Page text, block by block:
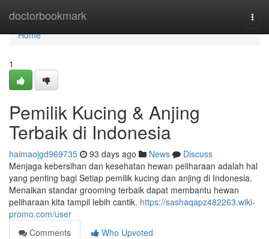
doctorbookmark
Home
Home
1
Pemilik Kucing & Anjing
Terbaik di Indonesia
haimaojgd969735 93 days ago News
Discuss
Menjaga kebersihan dan kesehatan hewan peliharaan adalah hal
yang penting bagi Setiap pemilik kucing dan anjing di Indonesia.
Menaikan standar grooming terbaik dapat membantu hewan
peliharaan kita tampil lebih cantik. https://sashaqapz482263.wiki-
promo.com/user
Comments
Who Upvoted